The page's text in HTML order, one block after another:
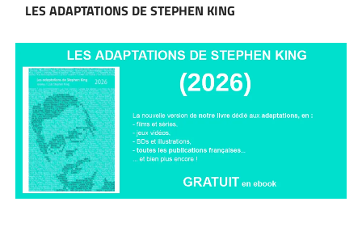
LES ADAPTATIONS DE STEPHEN KING